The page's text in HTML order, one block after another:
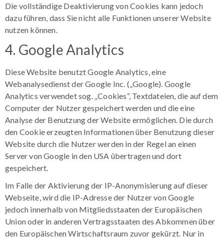
Die vollständige Deaktivierung von Cookies kann jedoch
dazu führen, dass Sie nicht alle Funktionen unserer Website
nutzen können.
4. Google Analytics
Diese Website benutzt Google Analytics, eine
Webanalysedienst der Google Inc. („Google). Google
Analytics verwendet sog. „Cookies“, Textdateien, die auf dem
Computer der Nutzer gespeichert werden und die eine
Analyse der Benutzung der Website ermöglichen. Die durch
den Cookie erzeugten Informationen über Benutzung dieser
Website durch die Nutzer werden in der Regel an einen
Server von Google in den USA übertragen und dort
gespeichert.
Im Falle der Aktivierung der IP-Anonymisierung auf dieser
Webseite, wird die IP-Adresse der Nutzer von Google
jedoch innerhalb von Mitgliedsstaaten der Europäischen
Union oder in anderen Vertragsstaaten des Abkommen über
den Europäischen Wirtschaftsraum zuvor gekürzt. Nur in